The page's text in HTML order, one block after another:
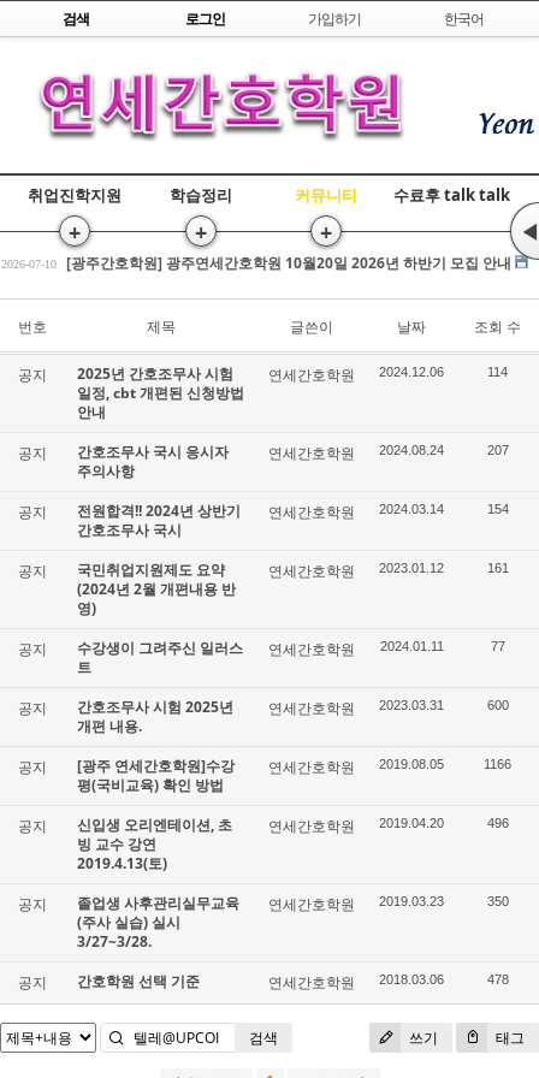
Skip to content
검색 로그인 가입하기 한국어
취업진학지원
+
학습정리
+
커뮤니티
+
수료후 talk talk
◀
2026-07-17 [광주간호학원] 간호조무사 국비교육 수강평 조회
2026-07-10 [광주간호학원] 광주연세간호학원 10월20일 2026년 하반기 모집 안내
2026-07-17 [광주간호학원] 간호조무사 국비교육 수강평 조회
2026-07-10 [광주간호학원] 광주연세간호학원 10월20일 2026년 하반기 모집 안내
2026-03-25 전원합격!! 2026년 상반기 간호조무사 국시
번호 제목 글쓴이 날짜 조회 수
공지
2025년 간호조무사 시험
일정, cbt 개편된 신청방법
안내
연세간호학원 2024.12.06 114
공지
간호조무사 국시 응시자
주의사항
연세간호학원 2024.08.24 207
공지
전원합격!! 2024년 상반기
간호조무사 국시
연세간호학원 2024.03.14 154
공지
국민취업지원제도 요약
(2024년 2월 개편내용 반
영)
연세간호학원 2023.01.12 161
공지
수강생이 그려주신 일러스
트
연세간호학원 2024.01.11 77
공지
간호조무사 시험 2025년
개편 내용.
연세간호학원 2023.03.31 600
공지
[광주 연세간호학원]수강
평(국비교육) 확인 방법
연세간호학원 2019.08.05 1166
공지
신입생 오리엔테이션, 초
빙 교수 강연
2019.4.13(토)
연세간호학원 2019.04.20 496
공지
졸업생 사후관리실무교육
(주사 실습) 실시
3/27~3/28.
연세간호학원 2019.03.23 350
공지 간호학원 선택 기준 연세간호학원 2018.03.06 478
쓰기 태그
검색